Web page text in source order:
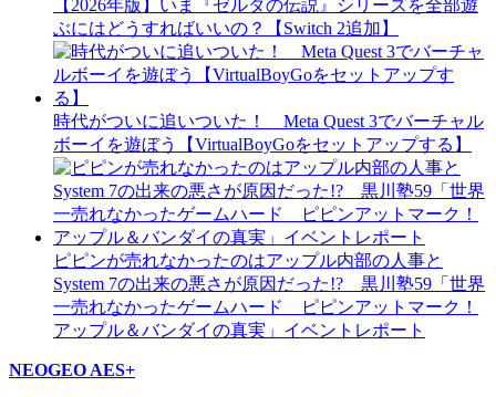
【2026年版】いま『ゼルダの伝説』シリーズを全部遊
ぶにはどうすればいいの？【Switch 2追加】
時代がついに追いついた！ Meta Quest 3でバーチャル
ボーイを遊ぼう【VirtualBoyGoをセットアップする】
ピピンが売れなかったのはアップル内部の人事と
System 7の出来の悪さが原因だった!? 黒川塾59「世界
一売れなかったゲームハード ピピンアットマーク！
アップル＆バンダイの真実」イベントレポート
NEOGEO AES+